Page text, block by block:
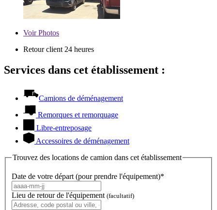
VoirPhotos
Retour client 24 heures
Services dans cet établissement :
Camions de déménagement
Remorques et remorquage
Libre-entreposage
Accessoires de déménagement
Trouvez des locations de camion dans cet établissement
Date de votre départ (pour prendre l'équipement)*
Lieu de retour de l'équipement (facultatif)